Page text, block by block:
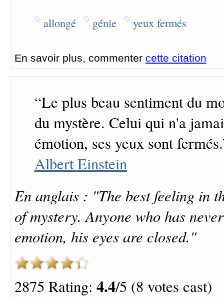
allongé génie yeux fermés
En savoir plus, commenter cette citation
“Le plus beau sentiment du
du mystère. Celui qui n'a
émotion, ses yeux sont fermés.
Albert Einstein
En anglais : "The best feeling in
of mystery. Anyone who has
emotion, his eyes are closed."
2875 Rating: 4.4/5 (8 votes cast)